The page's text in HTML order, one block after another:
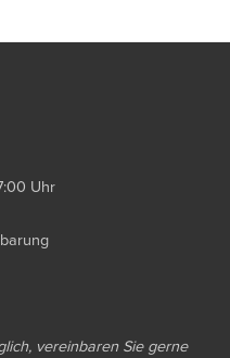
Uhr
vereinbaren Sie gerne